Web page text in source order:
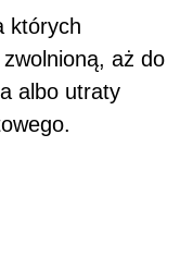
których
aż do
albo utraty